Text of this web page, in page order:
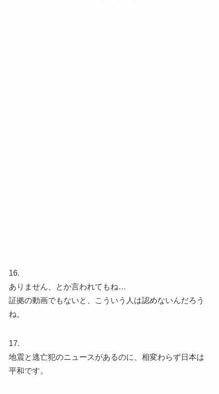
16.
ありません、とか言われてもね…
証拠の動画でもないと、こういう人は認めないんだろう
ね。
17.
地震と逃亡犯のニュースがあるのに、相変わらず日本は
平和です。